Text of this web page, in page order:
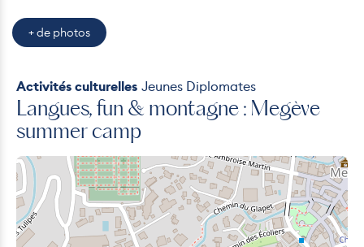
Activités culturelles Jeunes Diplomates
Langues, fun & montagne : Megève
summer camp
+ de photos